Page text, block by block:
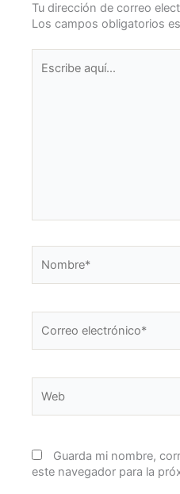
Tu dirección de correo
Los campos obligatorios
aquí...
electrónico*
Guarda mi nombre,
este navegador para la